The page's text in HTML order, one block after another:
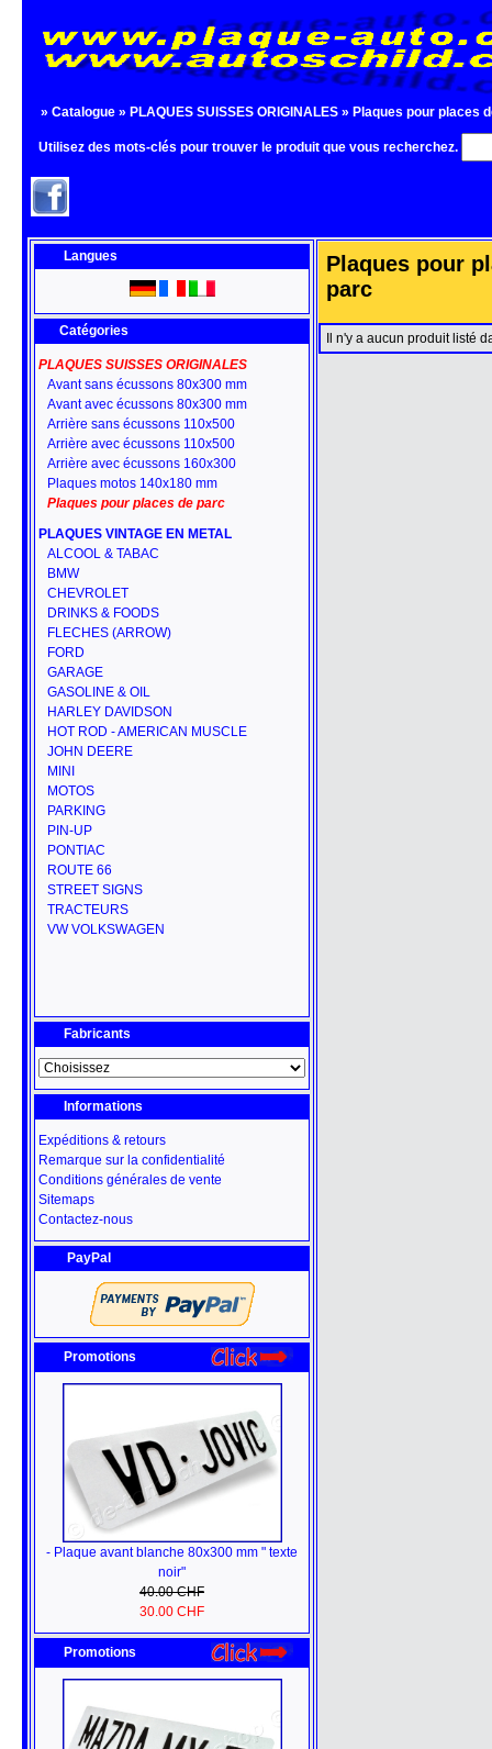
» Catalogue » PLAQUES SUISSES ORIGINALES » Plaques pour places
Utilisez des mots-clés pour trouver le produit que vous recherchez.
Langues
Catégories
PLAQUES SUISSES ORIGINALES
Avant sans écussons 80x300 mm
Avant avec écussons 80x300 mm
Arrière sans écussons 110x500
Arrière avec écussons 110x500
Arrière avec écussons 160x300
Plaques motos 140x180 mm
Plaques pour places de parc
PLAQUES VINTAGE EN METAL
ALCOOL & TABAC
BMW
CHEVROLET
DRINKS & FOODS
FLECHES (ARROW)
FORD
GARAGE
GASOLINE & OIL
HARLEY DAVIDSON
HOT ROD - AMERICAN MUSCLE
JOHN DEERE
MINI
MOTOS
PARKING
PIN-UP
PONTIAC
ROUTE 66
STREET SIGNS
TRACTEURS
VW VOLKSWAGEN
Fabricants
Informations
Expéditions & retours
Remarque sur la confidentialité
Conditions générales de vente
Sitemaps
Contactez-nous
PayPal
Promotions
- Plaque avant blanche 80x300 mm " texte
noir"
40.00 CHF
30.00 CHF
Promotions
Plaques pour
parc
Il n'y a aucun produit listé